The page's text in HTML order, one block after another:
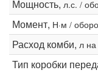
Мощность, л.с. /
Момент, Н·м /
Расход комби, л
Тип коробки